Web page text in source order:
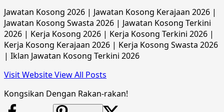
Jawatan Kosong 2026 | Jawatan Kosong Kerajaan 2026 |
Jawatan Kosong Swasta 2026 | Jawatan Kosong Terkini
2026 | Kerja Kosong 2026 | Kerja Kosong Terkini 2026 |
Kerja Kosong Kerajaan 2026 | Kerja Kosong Swasta 2026
| Iklan Jawatan Kosong Terkini 2026
Visit WebsiteView All Posts
Kongsikan Dengan Rakan-rakan!